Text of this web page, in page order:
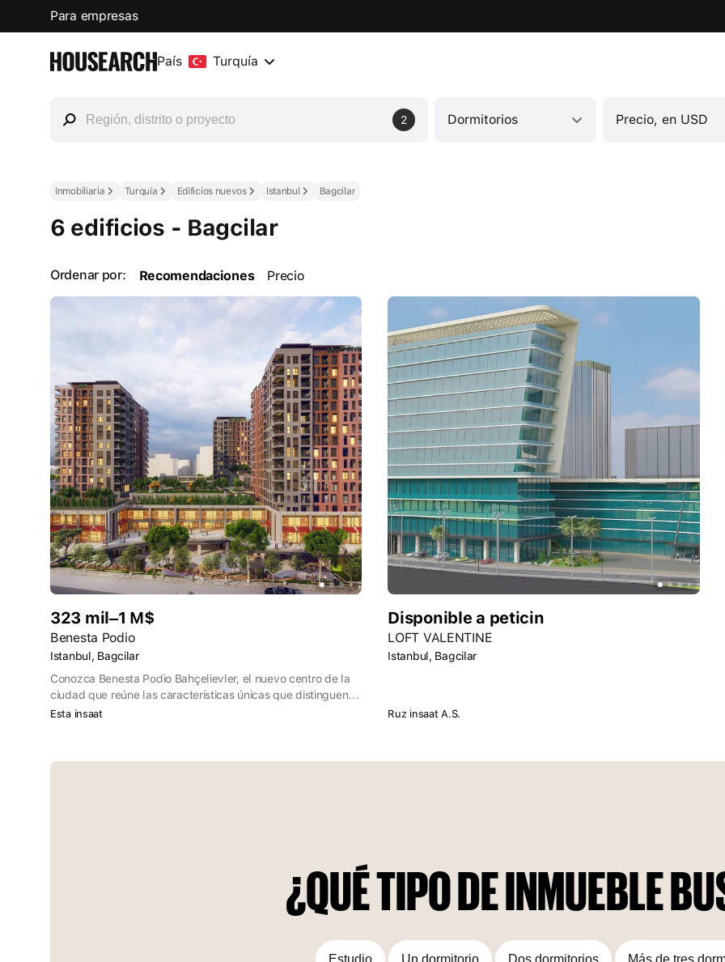
Para empresas
País Turquía
2 Dormitorios Precio, en USD
Inmobiliaria Turquía Edificios nuevos Istanbul Bagcilar
6 edificios - Bagcilar
Ordenar por: Recomendaciones Precio
323 mil–1 M$
Benesta Podio
Istanbul, Bagcilar
Conozca Benesta Podio Bahçelievler, el nuevo centro de la
ciudad que reúne las características únicas que distinguen a
las cuatro grandes ciudades del mundo.
Esta insaat
Disponible a peticin
LOFT VALENTINE
Istanbul, Bagcilar
Ruz insaat A.S.
¿QUÉ TIPO DE INMUEBLE
Estudio Un dormitorio Dos dormitorios Más de tres